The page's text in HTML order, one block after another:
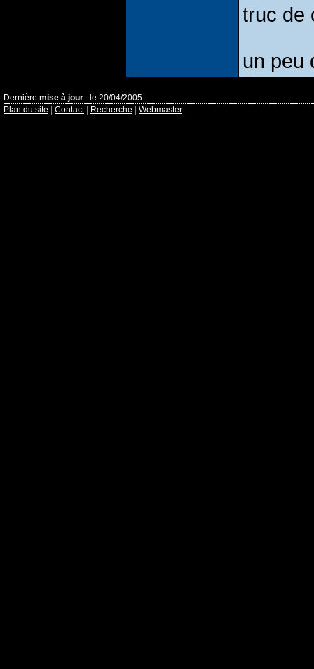
truc de
un peu
Dernière mise à jour : le 20/04/2005
Plan du site
Contact| Recherche Webmaster